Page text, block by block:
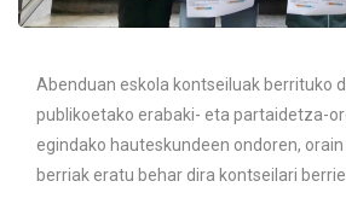
Abenduan eskola kontseiluak berrituko
publikoetako erabaki- eta partaidetza-
egindako hauteskundeen ondoren,
berriak eratu behar dira kontseilari